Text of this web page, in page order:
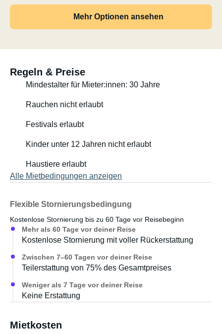
Mehr Optionen ansehen
Regeln & Preise
Mindestalter für Mieter:innen: 30 Jahre
Rauchen nicht erlaubt
Festivals erlaubt
Kinder unter 12 Jahren nicht erlaubt
Haustiere erlaubt
Alle Mietbedingungen anzeigen
Flexible Stornierungsbedingung
Kostenlose Stornierung bis zu 60 Tage vor Reisebeginn
Mehr als 60 Tage vor deiner Reise
Kostenlose Stornierung mit voller Rückerstattung
Zwischen 7–60 Tagen vor deiner Reise
Teilerstattung von 75% des Gesamtpreises
Weniger als 7 Tage vor deiner Reise
Keine Erstattung
Mietkosten